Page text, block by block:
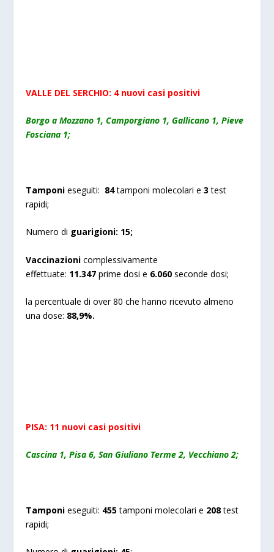
VALLE DEL SERCHIO: 4 nuovi casi positivi
Borgo a Mozzano 1, Camporgiano 1, Gallicano 1, Pieve
Fosciana 1;
Tamponi eseguiti: 84tamponi molecolari e3 test
rapidi;
Numero di guarigioni: 15;
Vaccinazioni complessivamente
effettuate: 11.347prime dosi e 6.060seconde dosi;
la percentuale di over 80 che hanno ricevuto almeno
una dose: 88,9%.
PISA: 11 nuovi casi positivi
Cascina 1, Pisa 6, San Giuliano Terme 2, Vecchiano 2;
Tamponi eseguiti: 455tamponi molecolari e 208test
rapidi;